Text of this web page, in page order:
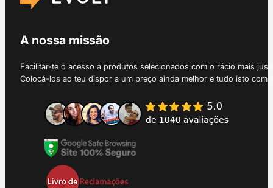
A nossa missão
Facilitar-te o acesso a produtos selecionados com o rácio mais
Colocá-los ao teu dispor a um preço ainda melhor e tudo isto